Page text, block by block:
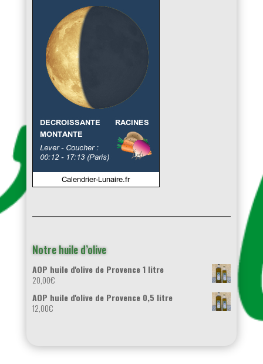
Notre huile d’olive
AOP huile d'olive de Provence 1 litre
20,00€
AOP huile d'olive de Provence 0,5 litre
12,00€